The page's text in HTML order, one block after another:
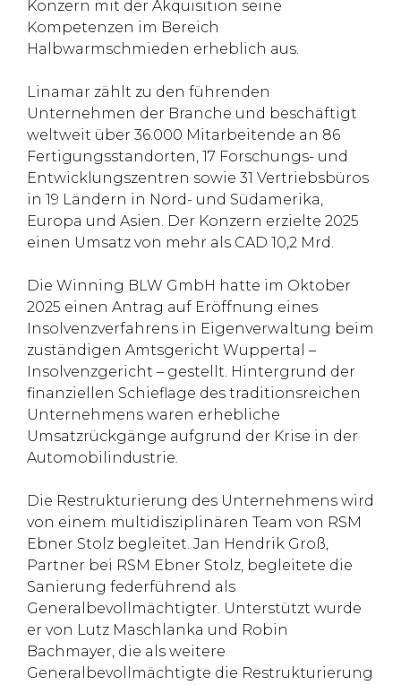
Konzern mit der Akquisition seine
Kompetenzen im Bereich
Halbwarmschmieden erheblich aus.
Linamar zählt zu den führenden
Unternehmen der Branche und beschäftigt
weltweit über 36.000 Mitarbeitende an 86
Fertigungsstandorten, 17 Forschungs- und
Entwicklungszentren sowie 31 Vertriebsbüros
in 19 Ländern in Nord- und Südamerika,
Europa und Asien. Der Konzern erzielte 2025
einen Umsatz von mehr als CAD 10,2 Mrd.
Die Winning BLW GmbH hatte im Oktober
2025 einen Antrag auf Eröffnung eines
Insolvenzverfahrens in Eigenverwaltung beim
zuständigen Amtsgericht Wuppertal –
Insolvenzgericht – gestellt. Hintergrund der
finanziellen Schieflage des traditionsreichen
Unternehmens waren erhebliche
Umsatzrückgänge aufgrund der Krise in der
Automobilindustrie.
Die Restrukturierung des Unternehmens wird
von einem multidisziplinären Team von RSM
Ebner Stolz begleitet. Jan Hendrik Groß,
Partner bei RSM Ebner Stolz, begleitete die
Sanierung federführend als
Generalbevollmächtigter. Unterstützt wurde
er von Lutz Maschlanka und Robin
Bachmayer, die als weitere
Generalbevollmächtigte die Restrukturierung